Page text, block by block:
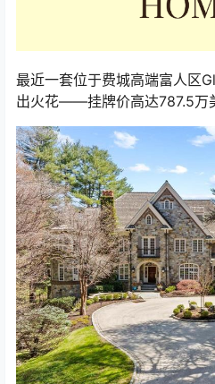
最近一套位于费城高端富人区
出火花——挂牌价高达787.5万